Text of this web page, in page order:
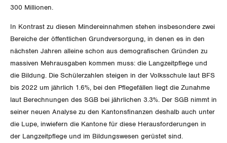
WEITERBILDUNG
NEWSLETTER
BROSCHÜREN/BÜCHER
Bestellformular
WIR ÜBER UNS
GREMIEN
Vorstand
Präsidialausschuss
Feministische Kommission
ZENTRALSEKRETARIAT
KANTONALE BÜNDE
Aargau
ANGESCHLOSSENE VERBÄNDE
Publikationen
Artikel
Medienmitteilungen
Dossier
Blog Daniel Lampart
Der Europa-Blog
Kontakt
300 Millionen.
In Kontrast zu diesen Mindereinnahmen stehen insbesondere zwei
Bereiche der öffentlichen Grundversorgung, in denen es in den
nächsten Jahren alleine schon aus demografischen Gründen zu
massiven Mehrausgaben kommen muss: die Langzeitpflege und
die Bildung. Die Schülerzahlen steigen in der Volksschule laut BFS
bis 2022 um jährlich 1.6%, bei den Pflegefällen liegt die Zunahme
laut Berechnungen des SGB bei jährlichen 3.3%. Der SGB nimmt in
seiner neuen Analyse zu den Kantonsfinanzen deshalb auch unter
die Lupe, inwiefern die Kantone für diese Herausforderungen in
der Langzeitpflege und im Bildungswesen gerüstet sind.